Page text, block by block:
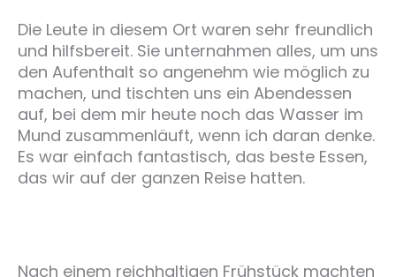
Die Leute in diesem Ort waren sehr freundlich
und hilfsbereit. Sie unternahmen alles, um uns
den Aufenthalt so angenehm wie möglich zu
machen, und tischten uns ein Abendessen
auf, bei dem mir heute noch das Wasser im
Mund zusammenläuft, wenn ich daran denke.
Es war einfach fantastisch, das beste Essen,
das wir auf der ganzen Reise hatten.
Nach einem reichhaltigen Frühstück machten